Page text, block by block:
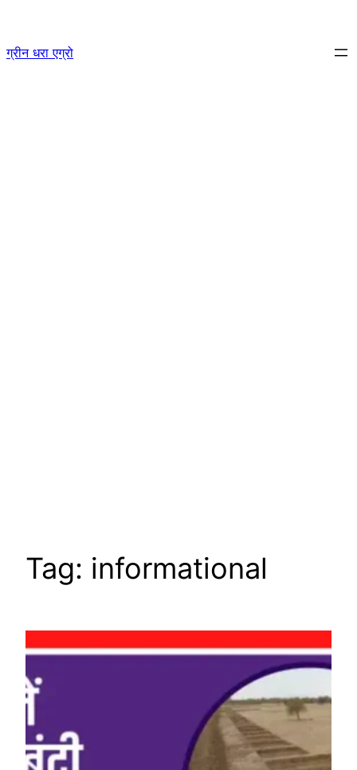
content
ग्रीन धरा एग्रो
Tag: informational